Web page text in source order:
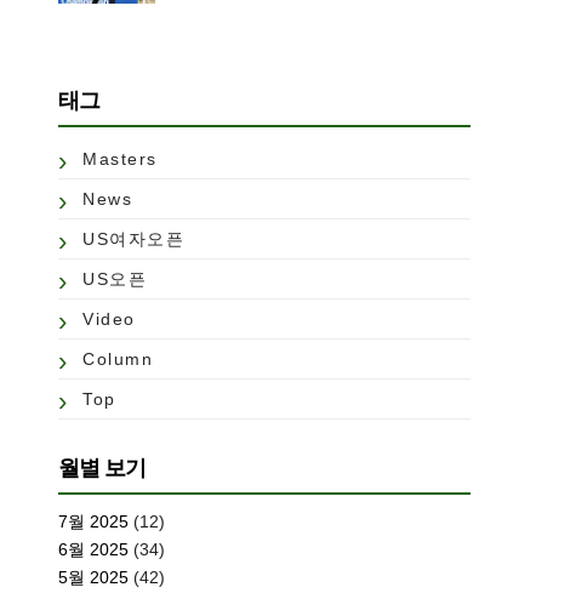
태그
Masters
News
US여자오픈
US오픈
Video
Column
Top
월별 보기
7월 2025 (12)
6월 2025 (34)
5월 2025 (42)